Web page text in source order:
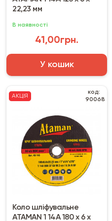
22,23 мм
В наявності
41,00грн.
У кошик
АКЦІЯ
код:
90068
Коло шліфувальне
ATAMAN 1 14А 180 х 6 х